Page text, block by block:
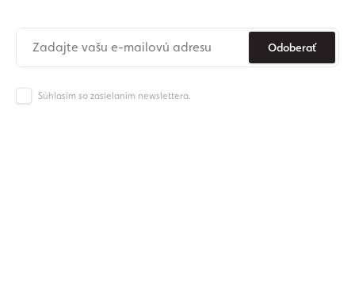
Odoberať
Súhlasím so zasielaním newslettera.